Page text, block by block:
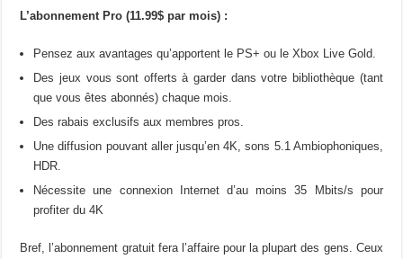
L’abonnement Pro (11.99$ par mois) :
Pensez aux avantages qu’apportent le PS+ ou le Xbox Live Gold.
Des jeux vous sont offerts à garder dans votre bibliothèque (tant
que vous êtes abonnés) chaque mois.
Des rabais exclusifs aux membres pros.
Une diffusion pouvant aller jusqu’en 4K, sons 5.1 Ambiophoniques,
HDR.
Nécessite une connexion Internet d’au moins 35 Mbits/s pour
profiter du 4K
Bref, l’abonnement gratuit fera l’affaire pour la plupart des gens. Ceux